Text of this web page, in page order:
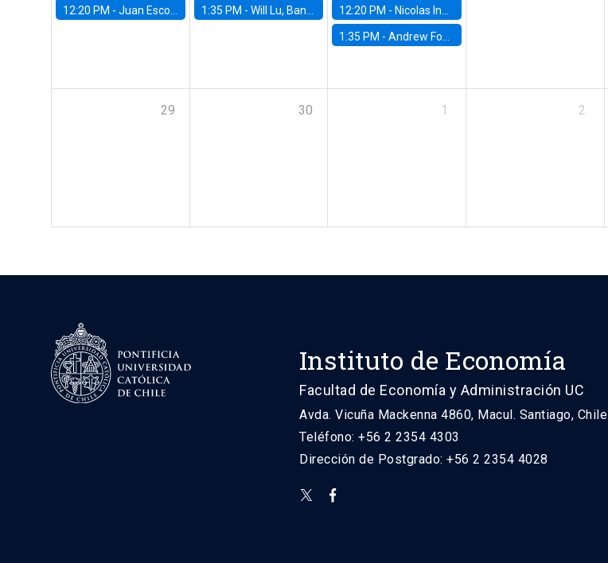
12:20 PM - Juan Escobar, Universidad de Chile 1:35 PM - Will Lu, Banco Central de Chile 12:20 PM - Nicolas Inostroza, Rotman School of Management, University of Toronto
1:35 PM -Andrew Foster, Brown University
29 30 1 2
Instituto de Economía
Facultad de Economía y Administración UC
Avda. Vicuña Mackenna 4860, Macul. Santiago, Chile
Teléfono: +56 2 2354 4303
Dirección de Postgrado: +56 2 2354 4028